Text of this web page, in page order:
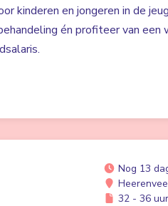
kinderen en jongeren in de
én profiteer van
Nog 13
32 - 36